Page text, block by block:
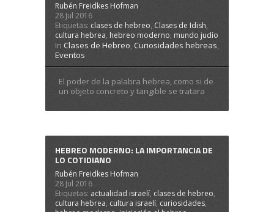
Rubén Freidkes Hofman
28 Jul 2016
Etiquetas: clases de hebreo, Clases de Idish,
cultura hebrea, hebreo moderno, mundo judío
In Clases de Hebreo, Curiosidades hebreas,
Eventos
El poder de la palabra hebrea, como si de
un objeto concreto y tangible se tratara
HEBREO MODERNO: LA IMPORTANCIA DE
LO COTIDIANO
Rubén Freidkes Hofman
28 Jul 2016
Etiquetas: actualidad israelí, clases de hebreo,
cultura hebrea, cultura israelí, curiosidades,